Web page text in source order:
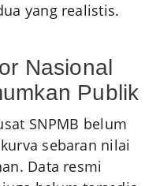
yang realistis.
Nasional
Publik
SNPMB belum
sebaran nilai
Data resmi